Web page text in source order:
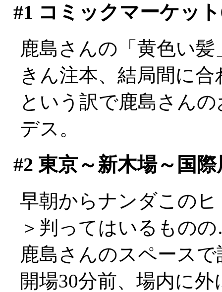
#1 コミックマーケッ
鹿島さんの「黄色い
きん注本、結局間に
という訳で鹿島さん
デス。
#2 東京～新木場～国際
早朝からナンダこの
＞判ってはいるもの
鹿島さんのスペース
開場30分前、場内に